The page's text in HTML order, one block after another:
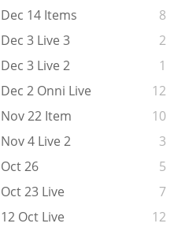
Dec 14 Items
8
Dec 3 Live 3
2
Dec 3 Live 2
1
Dec 2 Onni Live
12
Nov 22 Item
10
Nov 4 Live 2
3
Oct 26
5
Oct 23 Live
7
12 Oct Live
12